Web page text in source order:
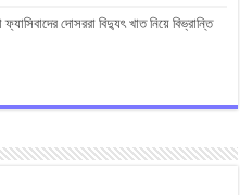
দোসররা বিদ্যুৎ খাত নিয়ে বিভ্রান্তি